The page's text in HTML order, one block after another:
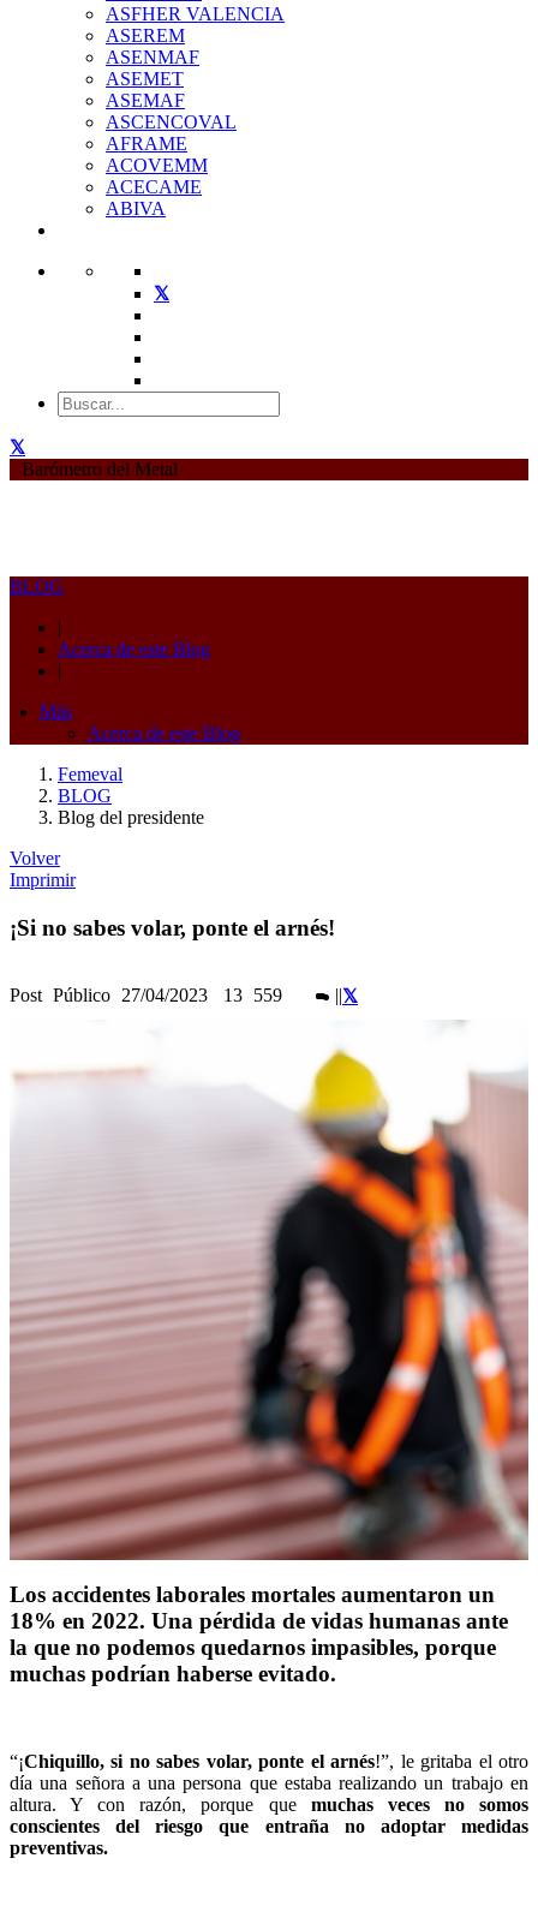
ASFHER VALENCIA
ASEREM
ASENMAF
ASEMET
ASEMAF
ASCENCOVAL
AFRAME
ACOVEMM
ACECAME
ABIVA
Barómetro del Metal
BLOG
|
Acerca de este Blog
|
Más
Acerca de este Blog
Femeval
BLOG
Blog del presidente
Volver
Imprimir
¡Si no sabes volar, ponte el arnés!
Post Público 27/04/2023 13 559 ||
Los accidentes laborales mortales aumentaron un
18% en 2022. Una pérdida de vidas humanas ante
la que no podemos quedarnos impasibles, porque
muchas podrían haberse evitado.
“¡Chiquillo, si no sabes volar, ponte el arnés!”, le gritaba el otro
día una señora a una persona que estaba realizando un trabajo en
altura. Y con razón, porque que muchas veces no somos
conscientes del riesgo que entraña no adoptar medidas
preventivas.